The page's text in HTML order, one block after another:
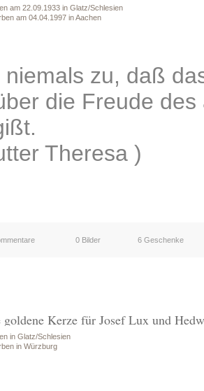
am 22.09.1933 in Glatz/Schlesien
am 04.04.1997 in Aachen
niemals zu, daß
die Freude
Theresa )
0 Bilder 6 Geschenke
goldene Kerze für Josef Lux und
in Glatz/Schlesien
in Würzburg